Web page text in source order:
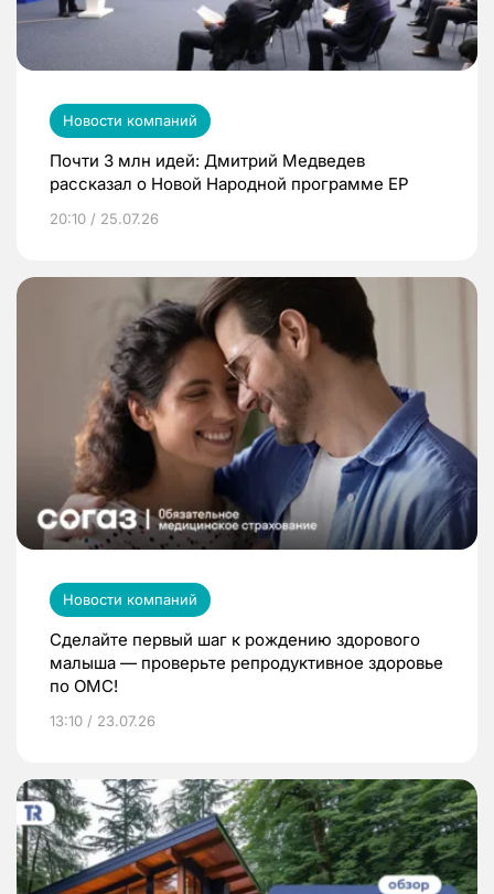
Новости компаний
Почти 3 млн идей: Дмитрий Медведев
рассказал о Новой Народной программе ЕР
20:10 / 25.07.26
Новости компаний
Сделайте первый шаг к рождению здорового
малыша — проверьте репродуктивное здоровье
по ОМС!
13:10 / 23.07.26